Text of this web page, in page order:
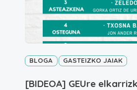
BLOGA GASTEIZKO JAIAK
[BIDEOA] GEUre